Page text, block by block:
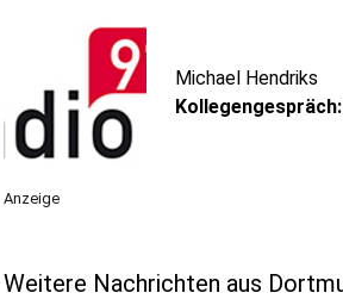
Michael Hendriks
Anzeige
Weitere Nachrichten aus